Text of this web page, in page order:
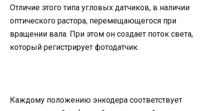
Отличие этого типа угловых датчиков, в наличии
оптического растора, перемещающегося при
вращении вала. При этом он создает поток света,
который регистрирует фотодатчик.
Каждому положению энкодера соответствует